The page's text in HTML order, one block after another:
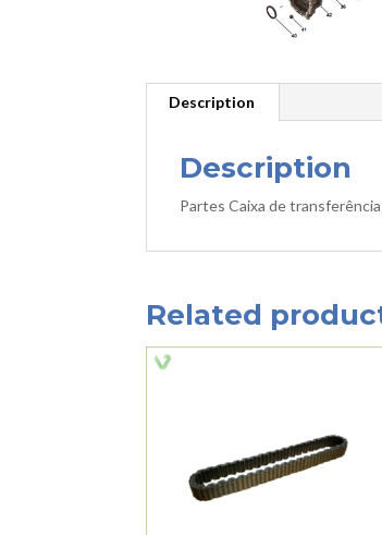
Description
Description
Partes Caixa de
Related